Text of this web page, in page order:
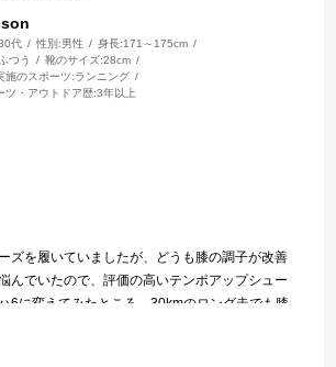
代 性別:男性 身長:171～175cm
ふつう 靴のサイズ:28cm
施のスポーツ:ランニング
ツ・アウトドア歴:3年以上
ズを履いていましたが、どうも膝の調子が改善
んでいたので、評価の高いテンポアップシュー
6に変えてみたところ、30kmのロング走でも膝
スも早くなりました笑 走る楽しさを再認識で